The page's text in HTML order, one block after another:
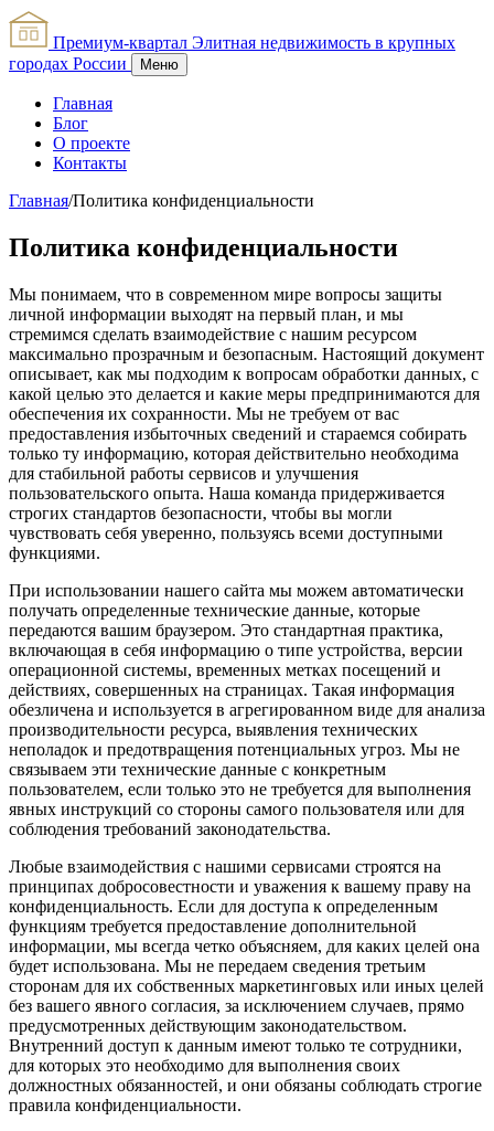
Премиум-квартал Элитная недвижимость в крупных
городах России
Меню
Главная
Блог
О проекте
Контакты
Главная/Политика конфиденциальности
Политика конфиденциальности
Мы понимаем, что в современном мире вопросы защиты
личной информации выходят на первый план, и мы
стремимся сделать взаимодействие с нашим ресурсом
максимально прозрачным и безопасным. Настоящий документ
описывает, как мы подходим к вопросам обработки данных, с
какой целью это делается и какие меры предпринимаются для
обеспечения их сохранности. Мы не требуем от вас
предоставления избыточных сведений и стараемся собирать
только ту информацию, которая действительно необходима
для стабильной работы сервисов и улучшения
пользовательского опыта. Наша команда придерживается
строгих стандартов безопасности, чтобы вы могли
чувствовать себя уверенно, пользуясь всеми доступными
функциями.
При использовании нашего сайта мы можем автоматически
получать определенные технические данные, которые
передаются вашим браузером. Это стандартная практика,
включающая в себя информацию о типе устройства, версии
операционной системы, временных метках посещений и
действиях, совершенных на страницах. Такая информация
обезличена и используется в агрегированном виде для анализа
производительности ресурса, выявления технических
неполадок и предотвращения потенциальных угроз. Мы не
связываем эти технические данные с конкретным
пользователем, если только это не требуется для выполнения
явных инструкций со стороны самого пользователя или для
соблюдения требований законодательства.
Любые взаимодействия с нашими сервисами строятся на
принципах добросовестности и уважения к вашему праву на
конфиденциальность. Если для доступа к определенным
функциям требуется предоставление дополнительной
информации, мы всегда четко объясняем, для каких целей она
будет использована. Мы не передаем сведения третьим
сторонам для их собственных маркетинговых или иных целей
без вашего явного согласия, за исключением случаев, прямо
предусмотренных действующим законодательством.
Внутренний доступ к данным имеют только те сотрудники,
для которых это необходимо для выполнения своих
должностных обязанностей, и они обязаны соблюдать строгие
правила конфиденциальности.